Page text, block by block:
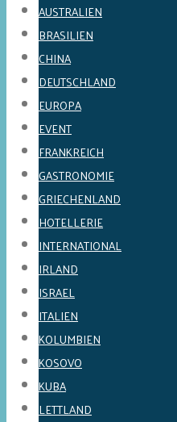
AUSTRALIEN
BRASILIEN
CHINA
DEUTSCHLAND
EUROPA
EVENT
FRANKREICH
GASTRONOMIE
GRIECHENLAND
HOTELLERIE
INTERNATIONAL
IRLAND
ISRAEL
ITALIEN
KOLUMBIEN
KOSOVO
KUBA
LETTLAND